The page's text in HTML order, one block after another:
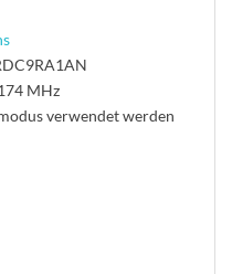
MHz
verwendet werden